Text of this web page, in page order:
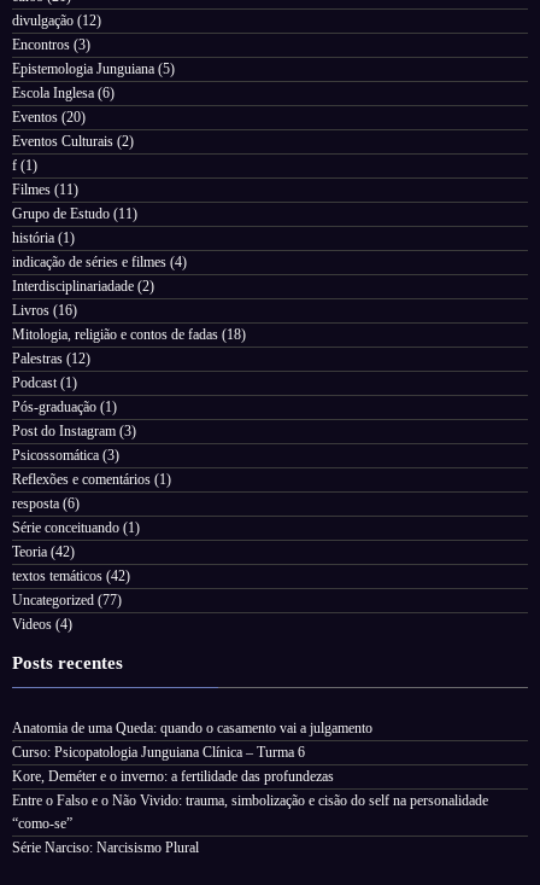
divulgação (12)
Encontros (3)
Epistemologia Junguiana (5)
Escola Inglesa (6)
Eventos (20)
Eventos Culturais (2)
f (1)
Filmes (11)
Grupo de Estudo (11)
história (1)
indicação de séries e filmes (4)
Interdisciplinariadade (2)
Livros (16)
Mitologia, religião e contos de fadas (18)
Palestras (12)
Podcast (1)
Pós-graduação (1)
Post do Instagram (3)
Psicossomática (3)
Reflexões e comentários (1)
resposta (6)
Série conceituando (1)
Teoria (42)
textos temáticos (42)
Uncategorized (77)
Videos (4)
Posts recentes
Anatomia de uma Queda: quando o casamento vai a julgamento
Curso: Psicopatologia Junguiana Clínica – Turma 6
Kore, Deméter e o inverno: a fertilidade das profundezas
Entre o Falso e o Não Vivido: trauma, simbolização e cisão do self na personalidade
“como-se”
Série Narciso: Narcisismo Plural